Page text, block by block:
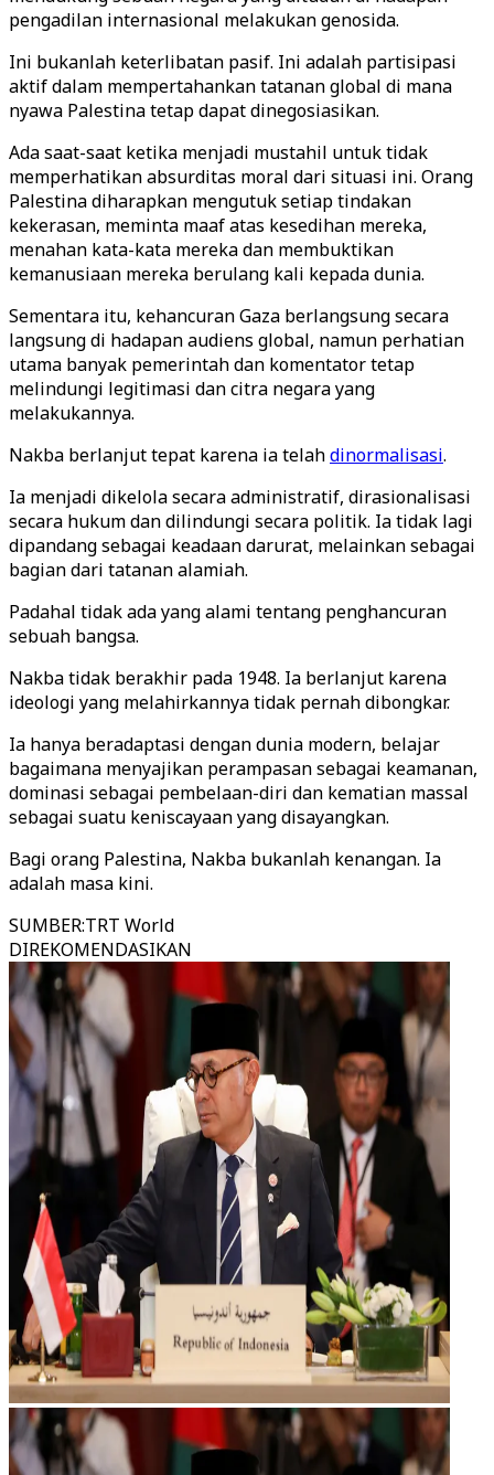
pengadilan internasional melakukan genosida.
Ini bukanlah keterlibatan pasif. Ini adalah partisipasi
aktif dalam mempertahankan tatanan global di mana
nyawa Palestina tetap dapat dinegosiasikan.
Ada saat-saat ketika menjadi mustahil untuk tidak
memperhatikan absurditas moral dari situasi ini. Orang
Palestina diharapkan mengutuk setiap tindakan
kekerasan, meminta maaf atas kesedihan mereka,
menahan kata-kata mereka dan membuktikan
kemanusiaan mereka berulang kali kepada dunia.
Sementara itu, kehancuran Gaza berlangsung secara
langsung di hadapan audiens global, namun perhatian
utama banyak pemerintah dan komentator tetap
melindungi legitimasi dan citra negara yang
melakukannya.
Nakba berlanjut tepat karena ia telahdinormalisasi.
Ia menjadi dikelola secara administratif, dirasionalisasi
secara hukum dan dilindungi secara politik. Ia tidak lagi
dipandang sebagai keadaan darurat, melainkan sebagai
bagian dari tatanan alamiah.
Padahal tidak ada yang alami tentang penghancuran
sebuah bangsa.
Nakba tidak berakhir pada 1948. Ia berlanjut karena
ideologi yang melahirkannya tidak pernah dibongkar.
Ia hanya beradaptasi dengan dunia modern, belajar
bagaimana menyajikan perampasan sebagai keamanan,
dominasi sebagai pembelaan-diri dan kematian massal
sebagai suatu keniscayaan yang disayangkan.
Bagi orang Palestina, Nakba bukanlah kenangan. Ia
adalah masa kini.
SUMBER:TRT World
DIREKOMENDASIKAN